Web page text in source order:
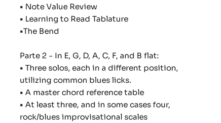
• Note Value Review
• Learning to Read Tablature
•The Bend
Parte 2 - In E, G, D, A, C, F, and B flat:
• Three solos, each in a different position,
utilizing common blues licks.
• A master chord reference table
• At least three, and in some cases four,
rock/blues improvisational scales